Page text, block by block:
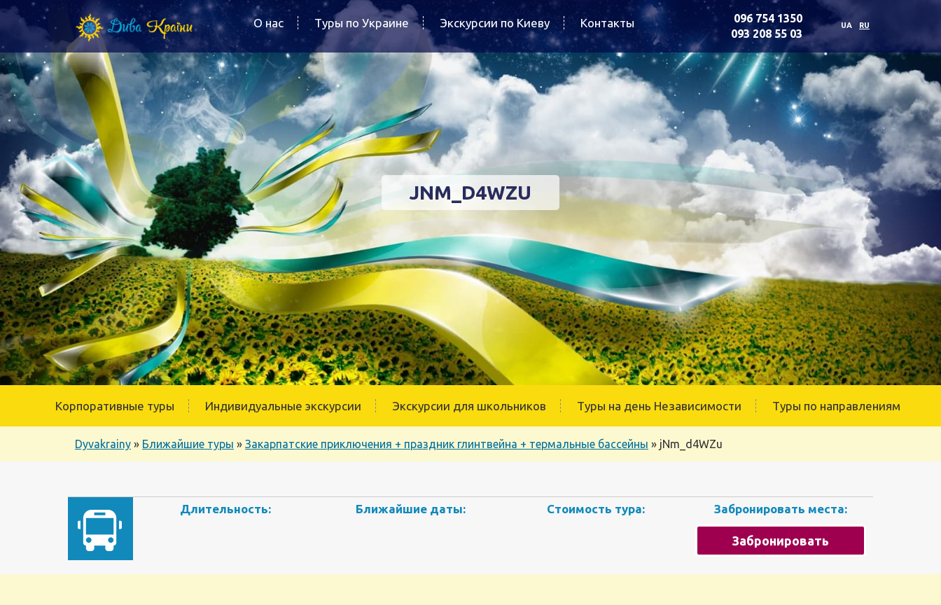
О нас Туры по Украине Экскурсии по Киеву Контакты
096 754 1350
093 208 55 03
UA RU
JNM_D4WZU
Корпоративные туры Индивидуальные экскурсии Экскурсии для школьников Туры на день Независимости Туры по направлениям
Dyvakrainy » Ближайшие туры » Закарпатские приключения + праздник глинтвейна + термальные бассейны » jNm_d4WZu
Длительность: Ближайшие даты: Стоимость тура: Забронировать места:
Забронировать